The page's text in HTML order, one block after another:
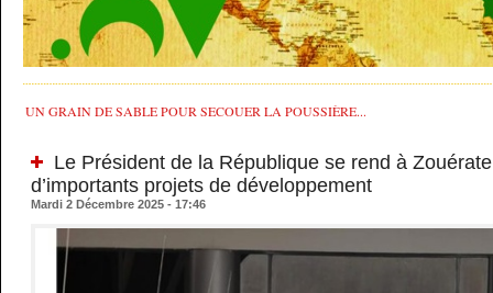
UN GRAIN DE SABLE POUR SECOUER LA POUSSIÈRE...
Le Président de la République se rend à
d’importants projets de développement
Mardi 2 Décembre 2025 - 17:46